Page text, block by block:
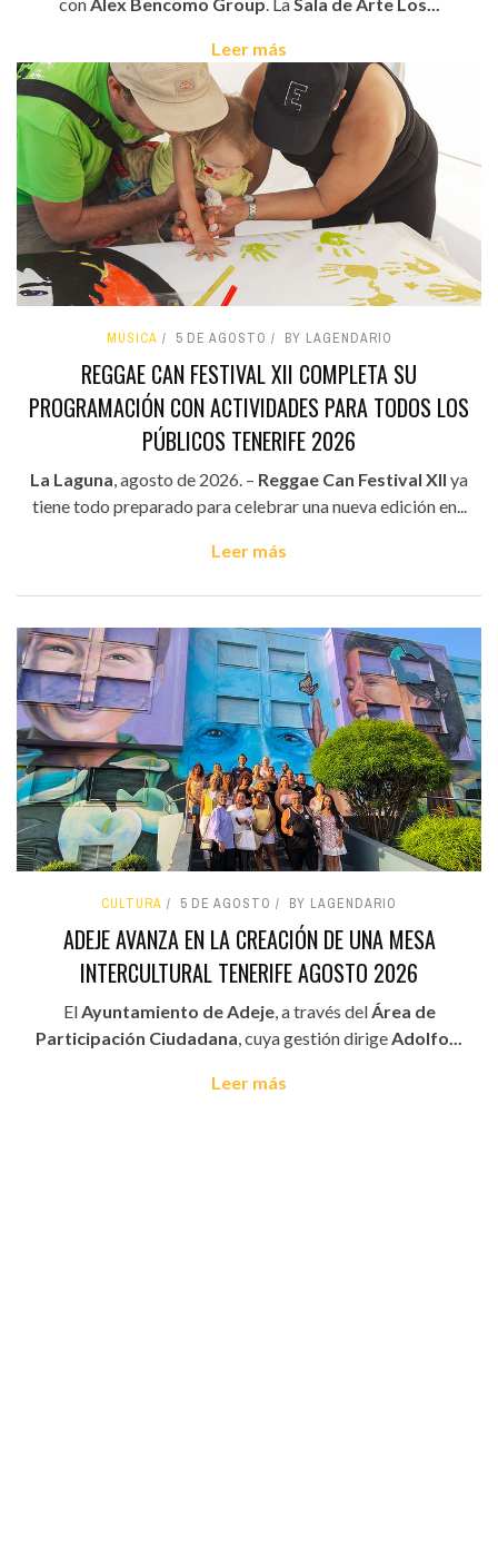
Leer más
MÚSICA 5 DE AGOSTO BY LAGENDARIO
REGGAE CAN FESTIVAL XII COMPLETA SU
PROGRAMACIÓN CON ACTIVIDADES PARA TODOS LOS
PÚBLICOS TENERIFE 2026
La Laguna, agosto de 2026. – Reggae Can Festival XII ya
tiene todo preparado para celebrar una nueva edición en...
Leer más
CULTURA 5 DE AGOSTO BY LAGENDARIO
ADEJE AVANZA EN LA CREACIÓN DE UNA MESA
INTERCULTURAL TENERIFE AGOSTO 2026
ElAyuntamiento de Adeje, a través delÁrea de
Participación Ciudadana, cuya gestión dirigeAdolfo...
Leer más